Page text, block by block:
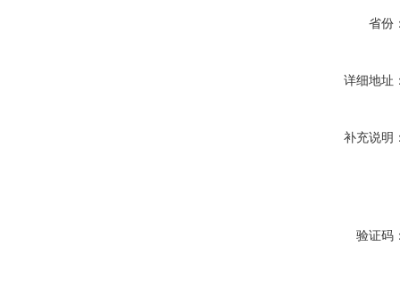
省份
详细地址
补充说明
验证码